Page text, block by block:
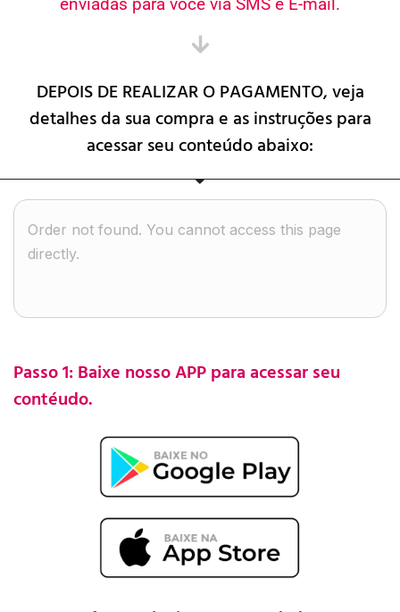
DEPOIS DE REALIZAR O PAGAMENTO, veja
detalhes da sua compra e as instruções para
acessar seu conteúdo abaixo:
Passo 1: Baixe nosso APP para acessar seu
contéudo.
Order not found. You cannot access this page
directly.